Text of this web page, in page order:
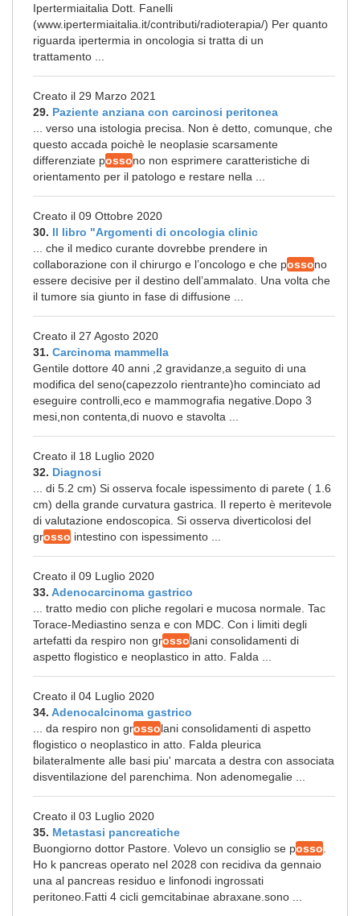
Ipertermiaitalia Dott. Fanelli
(www.ipertermiaitalia.it/contributi/radioterapia/) Per quanto
riguarda ipertermia in oncologia si tratta di un
trattamento ...
Creato il 29 Marzo 2021
29. Paziente anziana con carcinosi peritonea
... verso una istologia precisa. Non è detto, comunque, che
questo accada poichè le neoplasie scarsamente
differenziate possono non esprimere caratteristiche di
orientamento per il patologo e restare nella ...
Creato il 09 Ottobre 2020
30. Il libro "Argomenti di oncologia clinic
... che il medico curante dovrebbe prendere in
collaborazione con il chirurgo e l’oncologo e che possono
essere decisive per il destino dell’ammalato. Una volta che
il tumore sia giunto in fase di diffusione ...
Creato il 27 Agosto 2020
31. Carcinoma mammella
Gentile dottore 40 anni ,2 gravidanze,a seguito di una
modifica del seno(capezzolo rientrante)ho cominciato ad
eseguire controlli,eco e mammografia negative.Dopo 3
mesi,non contenta,di nuovo e stavolta ...
Creato il 18 Luglio 2020
32. Diagnosi
... di 5.2 cm) Si osserva focale ispessimento di parete ( 1.6
cm) della grande curvatura gastrica. Il reperto è meritevole
di valutazione endoscopica. Si osserva diverticolosi del
grosso intestino con ispessimento ...
Creato il 09 Luglio 2020
33. Adenocarcinoma gastrico
... tratto medio con pliche regolari e mucosa normale. Tac
Torace-Mediastino senza e con MDC. Con i limiti degli
artefatti da respiro non grossolani consolidamenti di
aspetto flogistico e neoplastico in atto. Falda ...
Creato il 04 Luglio 2020
34. Adenocalcinoma gastrico
... da respiro non grossolani consolidamenti di aspetto
flogistico o neoplastico in atto. Falda pleurica
bilateralmente alle basi piu' marcata a destra con associata
disventilazione del parenchima. Non adenomegalie ...
Creato il 03 Luglio 2020
35. Metastasi pancreatiche
Buongiorno dottor Pastore. Volevo un consiglio se posso
Ho k pancreas operato nel 2028 con recidiva da gennaio
una al pancreas residuo e linfonodi ingrossati
peritoneo.Fatti 4 cicli gemcitabinae abraxane.sono ...